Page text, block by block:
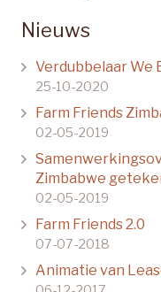
Nieuws
Verdubbelaar We
25-10-2020
Farm Friends
02-05-2019
Zimbabwe
02-05-2019
Farm Friends 2.0
07-07-2018
Animatie van